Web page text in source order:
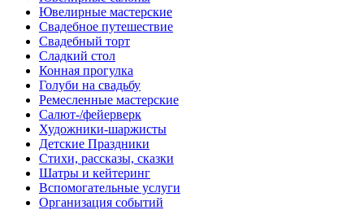
Ювелирные мастерские
Свадебное путешествие
Свадебный торт
Сладкий стол
Конная прогулка
Голуби на свадьбу
Ремесленные мастерские
Салют-/фейерверк
Художники-шаржисты
Детские Праздники
Стихи, рассказы, сказки
Шатры и кейтеринг
Вспомогательные услуги
Организация событий